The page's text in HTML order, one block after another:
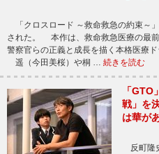
「クロスロード ～救命救急の約束～
された。 本作は、救命救急医療の最
警察官らの正義と成長を描く本格医療
遥（今田美桜）や桐 … 続きを読む
「
戦」を
は華が
反町隆